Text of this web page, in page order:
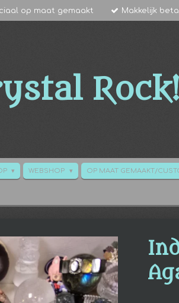
op maat gemaakt Makkelijk
Rock!
WEBSHOP OP MAAT GEMAAKT/